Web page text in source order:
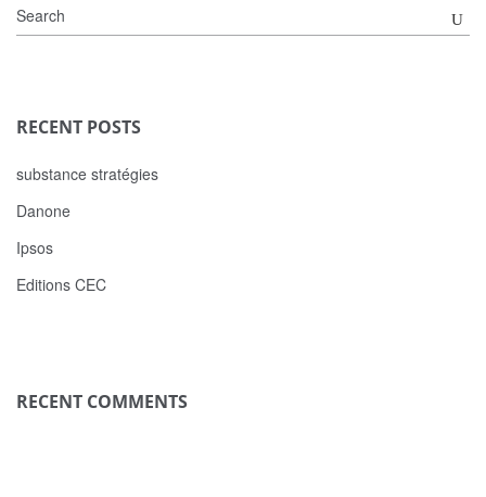
RECENT POSTS
substance stratégies
Danone
Ipsos
Editions CEC
RECENT COMMENTS